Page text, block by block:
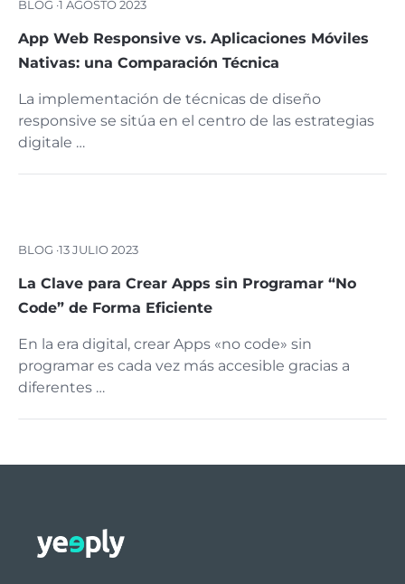
BLOG ·1 AGOSTO 2023
App Web Responsive vs. Aplicaciones Móviles
Nativas: una Comparación Técnica
La implementación de técnicas de diseño
responsive se sitúa en el centro de las estrategias
digitale …
BLOG ·13 JULIO 2023
La Clave para Crear Apps sin Programar “No
Code” de Forma Eficiente
En la era digital, crear Apps «no code» sin
programar es cada vez más accesible gracias a
diferentes …